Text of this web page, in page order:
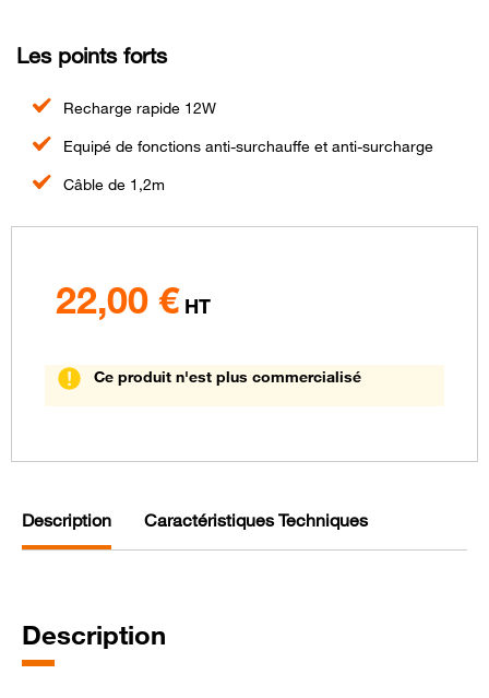
Les points forts
Recharge rapide 12W
Equipé de fonctions anti-surchauffe et anti-surcharge
Câble de 1,2m
22,00 € HT
Ce produit n'est plus commercialisé
Description Caractéristiques Techniques
Description